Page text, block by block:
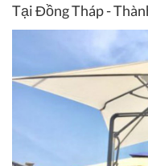
Tại Đồng Tháp -